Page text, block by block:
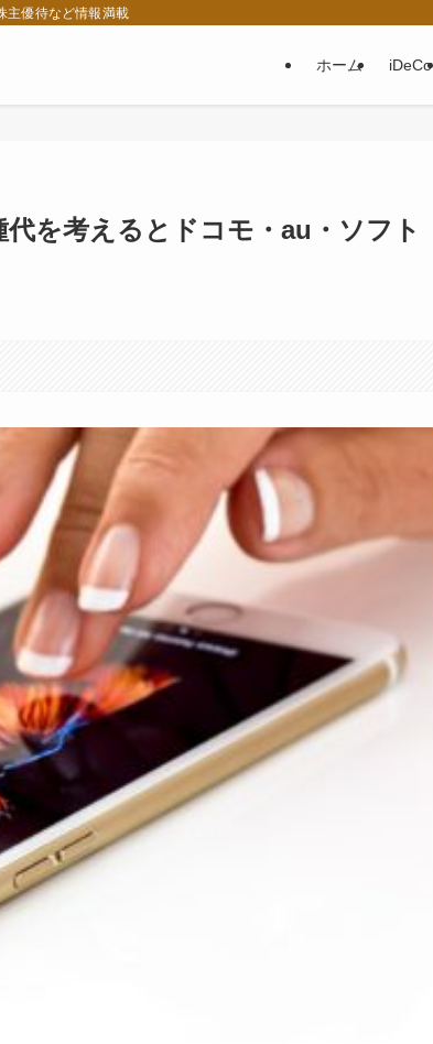
主優待など情報満載
ホーム iDeCo
を考えるとドコモ・au・ソフト